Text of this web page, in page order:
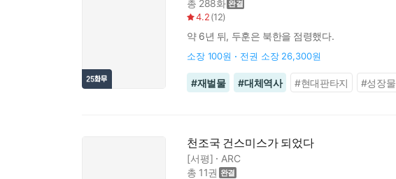
총 288화
4.2(12)
약 6년 뒤, 두훈은 북한을 점령했다.
소장 100원 전권 소장 26,300원
#재벌물 #대체역사 #현대판타지 #성장물
천조국 건스미스가 되었다
[서평]
ARC
총 11권